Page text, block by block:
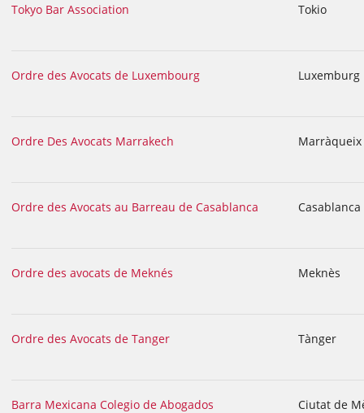
Tokyo Bar Association Tokio
Ordre des Avocats de Luxembourg Luxemburg
Ordre Des Avocats Marrakech Marràqueix
Ordre des Avocats au Barreau de Casablanca Casablanca
Ordre des avocats de Meknés Meknès
Ordre des Avocats de Tanger Tànger
Barra Mexicana Colegio de Abogados Ciutat de